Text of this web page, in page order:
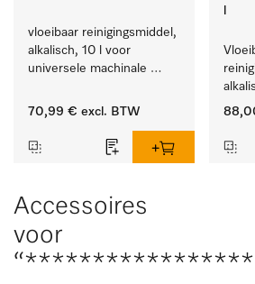
vloeibaar reinigingsmiddel,
alkalisch, 10 l voor
universele machinale
laboratoriumglaswerk en -
70,99 € excl. BTW
Accessoires
voor